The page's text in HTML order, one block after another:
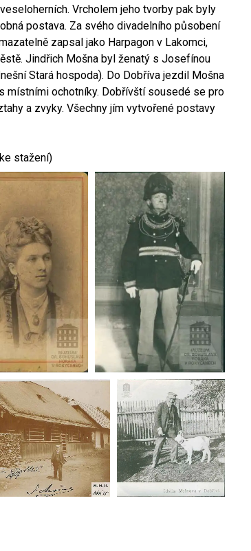
Vrcholem jeho tvorby pak byly
postava. Za svého divadelního působení
zapsal jako Harpagon v Lakomci,
Jindřich Mošna byl ženatý s Josefínou
Stará hospoda). Do Dobříva jezdil Mošna
místními ochotníky. Dobřívští sousedé se pro
a zvyky. Všechny jím vytvořené postavy
stažení)